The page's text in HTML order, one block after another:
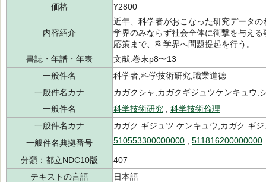
価格
¥2800
内容紹介
近年、科学者がおこなった研究データ
学界のみならず社会全体に衝撃を与え
応策まで、科学界へ問題提起を行う。
書誌・年譜・年表
文献:巻末p8〜13
一般件名
科学者,科学技術研究,職業道徳
一般件名カナ
カガクシャ,カガクギジュツケンキュウ,
一般件名
科学技術研究
科学技術倫理
一般件名カナ
カガク ギジュツ ケンキュウ,カガク ギ
一般件名典拠番号
510553300000000 511816200000000
分類：都立NDC10版
407
テキストの言語
日本語